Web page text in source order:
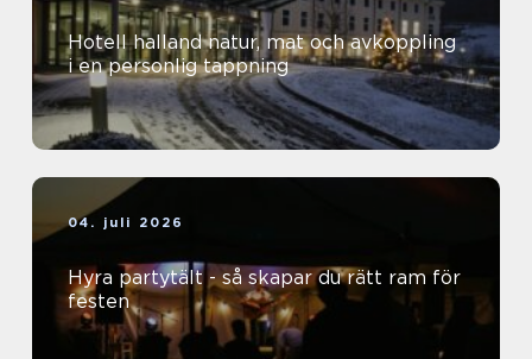
Hotell halland natur, mat och avkoppling
i en personlig tappning
04. juli 2026
Hyra partytält - så skapar du rätt ram för
festen